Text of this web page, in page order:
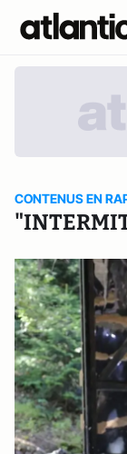
CONTENUS EN